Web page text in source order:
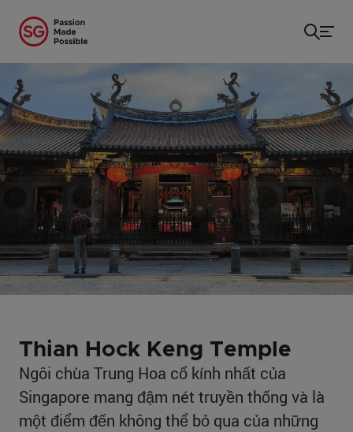
Trang chủ/...
Thian Hock Keng Temple
Ngôi chùa Trung Hoa cổ kính nhất của
Singapore mang đậm nét truyền thống và là
một điểm đến không thể bỏ qua của những